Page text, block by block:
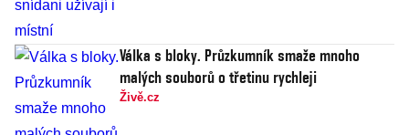
Válka s bloky. Průzkumník smaže mnoho
malých souborů o třetinu rychleji
Živě.cz